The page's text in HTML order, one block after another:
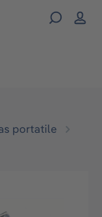
portatile